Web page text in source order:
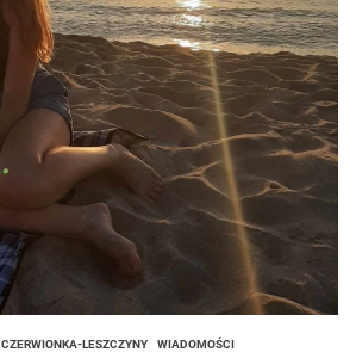
CZERWIONKA-LESZCZYNY WIADOMOŚCI